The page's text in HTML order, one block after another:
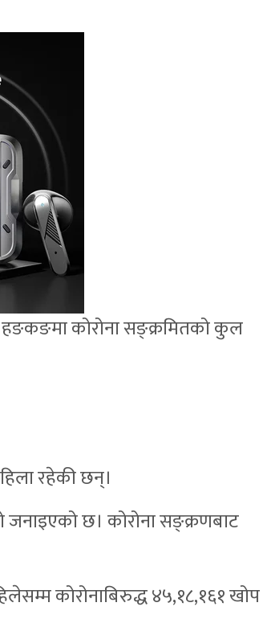
कोरोना सङ्क्रमितको कुल
रहेकी छन्।
छ। कोरोना सङ्क्रणबाट
कोरोनाबिरुद्ध ४५,१८,१६१ खोप